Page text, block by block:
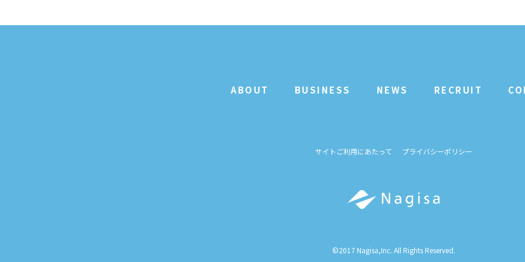
稿
ABOUT BUSINESS NEWS RECRUIT
サイトご利用にあたって プライバシーポリシー
©2017 Nagisa,Inc. All Rights Reserved.